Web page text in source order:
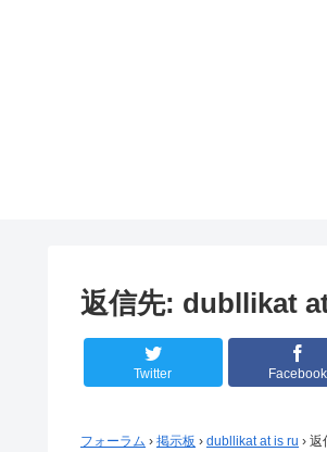
返信先: dubllikat
Twitter Facebook
フォーラム › 掲示板 › dubllikat at is ru › 返